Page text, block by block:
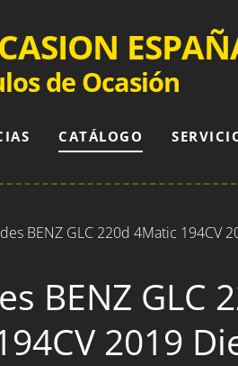
de Ocasión
CATÁLOGO
BENZ GLC 220d 4Matic 194CV
BENZ GLC
2019